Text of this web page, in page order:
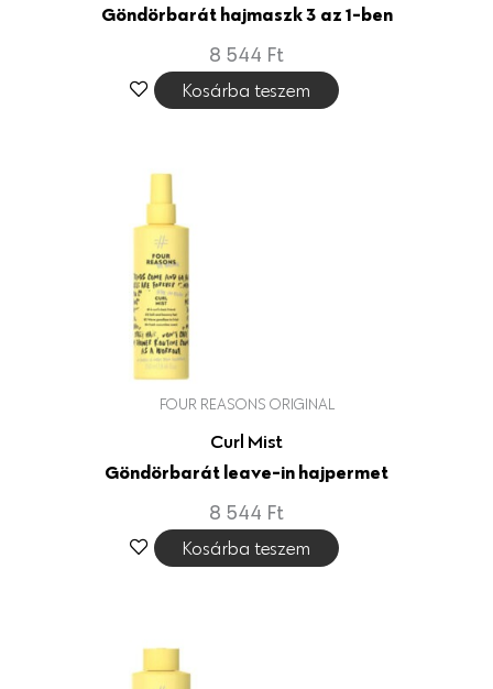
Göndörbarát hajmaszk 3 az 1-ben
8 544 Ft
Kosárba teszem
FOUR REASONS ORIGINAL
Curl Mist
Göndörbarát leave-in hajpermet
8 544 Ft
Kosárba teszem